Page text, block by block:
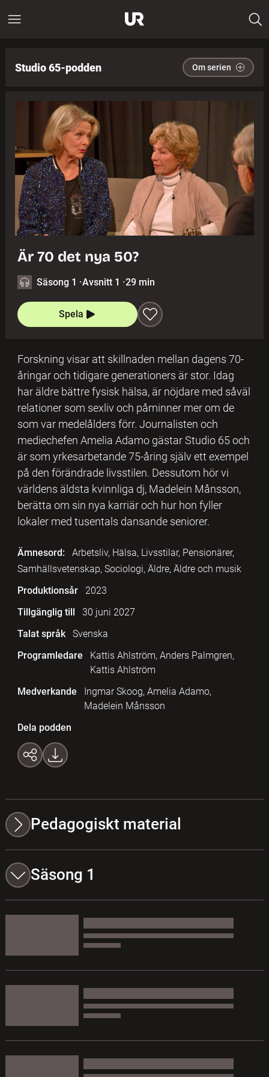
Studio 65-podden Om serien
Är 70 det nya 50?
Säsong 1 ·Avsnitt 1 ·29 min
Spela
Forskning visar att skillnaden mellan dagens 70-
åringar och tidigare generationers är stor. Idag
har äldre bättre fysisk hälsa, är nöjdare med såväl
relationer som sexliv och påminner mer om de
som var medelålders förr. Journalisten och
mediechefen Amelia Adamo gästar Studio 65 och
är som yrkesarbetande 75-åring själv ett exempel
på den förändrade livsstilen. Dessutom hör vi
världens äldsta kvinnliga dj, Madelein Månsson,
berätta om sin nya karriär och hur hon fyller
lokaler med tusentals dansande seniorer.
Ämnesord:
Arbetsliv, Hälsa, Livsstilar, Pensionärer,
Samhällsvetenskap, Sociologi, Äldre, Äldre och musik
Produktionsår
2023
Tillgänglig till
30 juni 2027
Talat språk
Svenska
Programledare
Kattis Ahlström, Anders Palmgren,
Kattis Ahlström
Medverkande
Ingmar Skoog, Amelia Adamo,
Madelein Månsson
Dela podden
Pedagogiskt material
Säsong 1